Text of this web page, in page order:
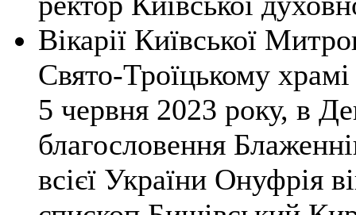
Вікарії Київської
Свято-Троїцькому храмі
5 червня 2023 року, в
благословення
всієї України Онуфрія